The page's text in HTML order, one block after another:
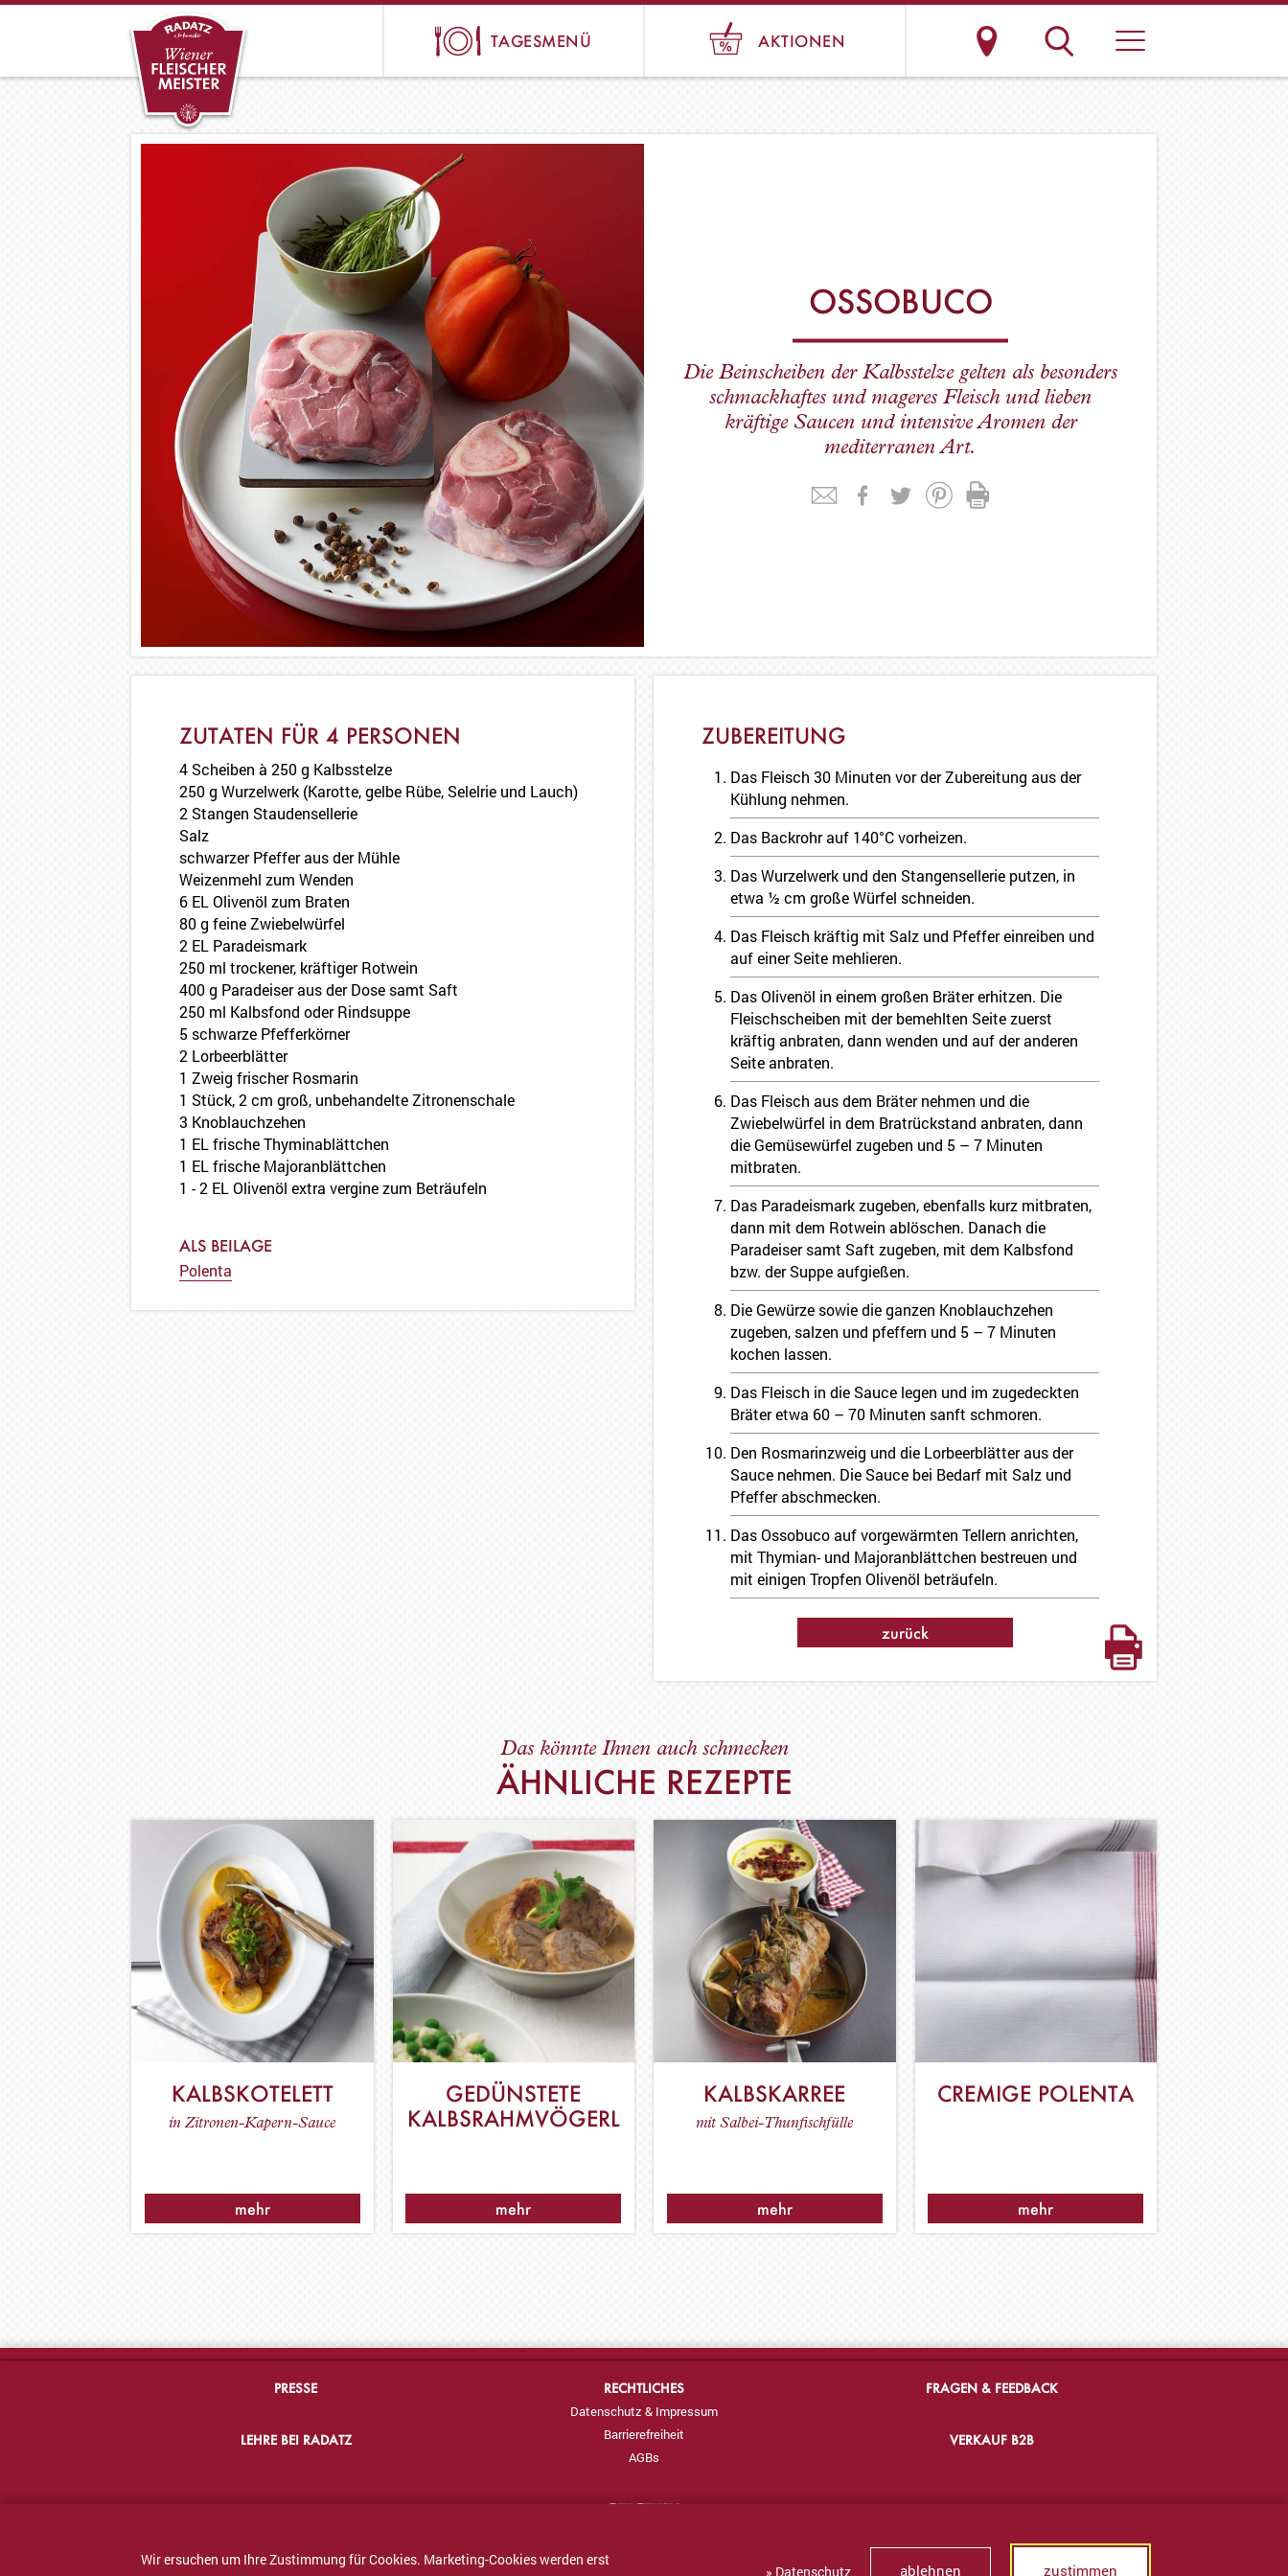
TAGESMENÜ AKTIONEN
OSSOBUCO
Die Beinscheiben der Kalbsstelze gelten als besonders
schmackhaftes und mageres Fleisch und lieben
kräftige Saucen und intensive Aromen der
mediterranen Art.
ZUTATEN FÜR 4 PERSONEN
4 Scheiben à 250 g Kalbsstelze
250 g Wurzelwerk (Karotte, gelbe Rübe, Selelrie und Lauch)
2 Stangen Staudensellerie
Salz
schwarzer Pfeffer aus der Mühle
Weizenmehl zum Wenden
6 EL Olivenöl zum Braten
80 g feine Zwiebelwürfel
2 EL Paradeismark
250 ml trockener, kräftiger Rotwein
400 g Paradeiser aus der Dose samt Saft
250 ml Kalbsfond oder Rindsuppe
5 schwarze Pfefferkörner
2 Lorbeerblätter
1 Zweig frischer Rosmarin
1 Stück, 2 cm groß, unbehandelte Zitronenschale
3 Knoblauchzehen
1 EL frische Thyminablättchen
1 EL frische Majoranblättchen
1 - 2 EL Olivenöl extra vergine zum Beträufeln
ALS BEILAGE
Polenta
ZUBEREITUNG
Das Fleisch 30 Minuten vor der Zubereitung aus der
Kühlung nehmen.
Das Backrohr auf 140°C vorheizen.
Das Wurzelwerk und den Stangensellerie putzen, in
etwa ½ cm große Würfel schneiden.
Das Fleisch kräftig mit Salz und Pfeffer einreiben und
auf einer Seite mehlieren.
Das Olivenöl in einem großen Bräter erhitzen. Die
Fleischscheiben mit der bemehlten Seite zuerst
kräftig anbraten, dann wenden und auf der anderen
Seite anbraten.
Das Fleisch aus dem Bräter nehmen und die
Zwiebelwürfel in dem Bratrückstand anbraten, dann
die Gemüsewürfel zugeben und 5 – 7 Minuten
mitbraten.
Das Paradeismark zugeben, ebenfalls kurz mitbraten,
dann mit dem Rotwein ablöschen. Danach die
Paradeiser samt Saft zugeben, mit dem Kalbsfond
bzw. der Suppe aufgießen.
Die Gewürze sowie die ganzen Knoblauchzehen
zugeben, salzen und pfeffern und 5 – 7 Minuten
kochen lassen.
Das Fleisch in die Sauce legen und im zugedeckten
Bräter etwa 60 – 70 Minuten sanft schmoren.
Den Rosmarinzweig und die Lorbeerblätter aus der
Sauce nehmen. Die Sauce bei Bedarf mit Salz und
Pfeffer abschmecken.
Das Ossobuco auf vorgewärmten Tellern anrichten,
mit Thymian- und Majoranblättchen bestreuen und
mit einigen Tropfen Olivenöl beträufeln.
zurück
Das könnte Ihnen auch schmecken
ÄHNLICHE REZEPTE
KALBSKOTELETT
in Zitronen-Kapern-Sauce
mehr
GEDÜNSTETE
KALBSRAHMVÖGERL
mehr
KALBSKARREE
mit Salbei-Thunfischfülle
mehr
CREMIGE POLENTA
mehr
PRESSE
LEHRE BEI RADATZ
RECHTLICHES
Datenschutz & Impressum
Barrierefreiheit
AGBs
FRAGEN & FEEDBACK
VERKAUF B2B
Wir ersuchen um Ihre Zustimmung für Cookies. Marketing-Cookies werden erst
» Datenschutz ablehnen zustimmen